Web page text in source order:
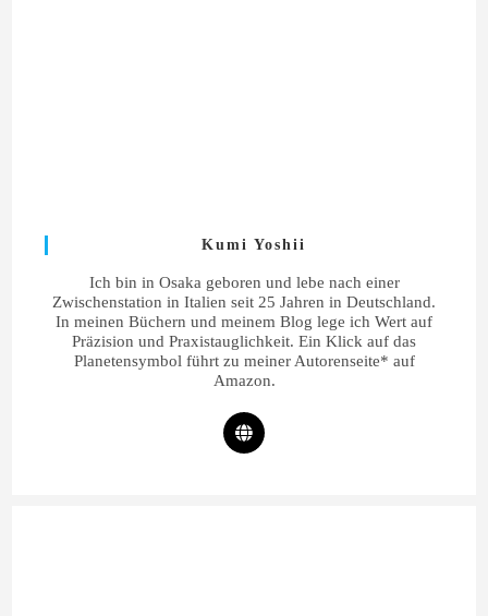
Kumi Yoshii
Ich bin in Osaka geboren und lebe nach einer
Zwischenstation in Italien seit 25 Jahren in Deutschland.
In meinen Büchern und meinem Blog lege ich Wert auf
Präzision und Praxistauglichkeit. Ein Klick auf das
Planetensymbol führt zu meiner Autorenseite* auf
Amazon.